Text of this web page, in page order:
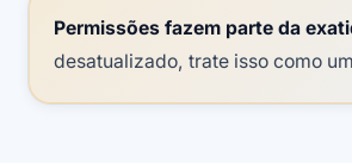
Permissões fazem parte da
desatualizado, trate isso como